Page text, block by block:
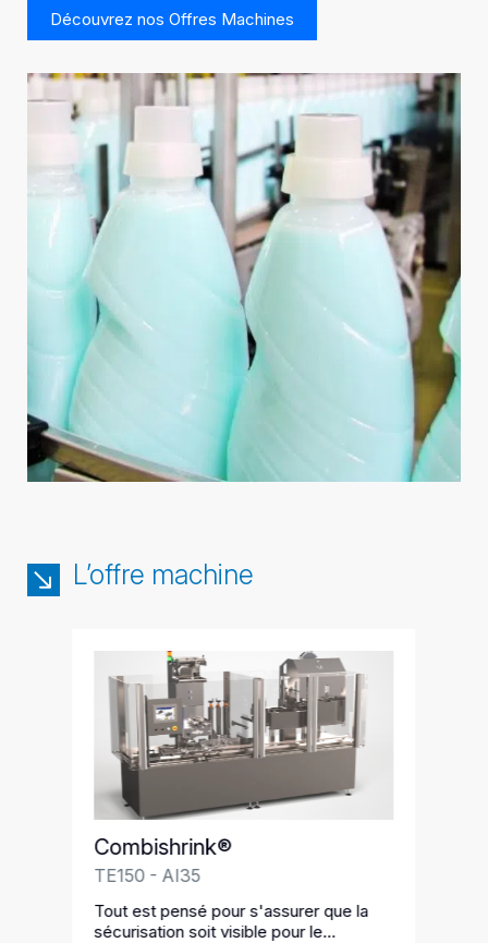
Découvrez nos Offres Machines
L’offre machine
Combishrink®
TE150 - AI35
Tout est pensé pour s'assurer que la
sécurisation soit visible pour le